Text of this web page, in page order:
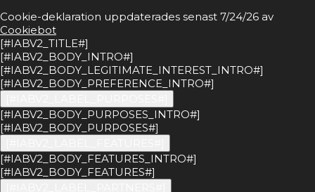
Cookie-deklaration uppdaterades senast 7/24/26 av
Cookiebot
[#IABV2_TITLE#]
[#IABV2_BODY_INTRO#]
[#IABV2_BODY_LEGITIMATE_INTEREST_INTRO#]
[#IABV2_BODY_PREFERENCE_INTRO#]
[#IABV2_BODY_PURPOSES_INTRO#]
[#IABV2_BODY_PURPOSES#]
[#IABV2_BODY_FEATURES_INTRO#]
[#IABV2_BODY_FEATURES#]